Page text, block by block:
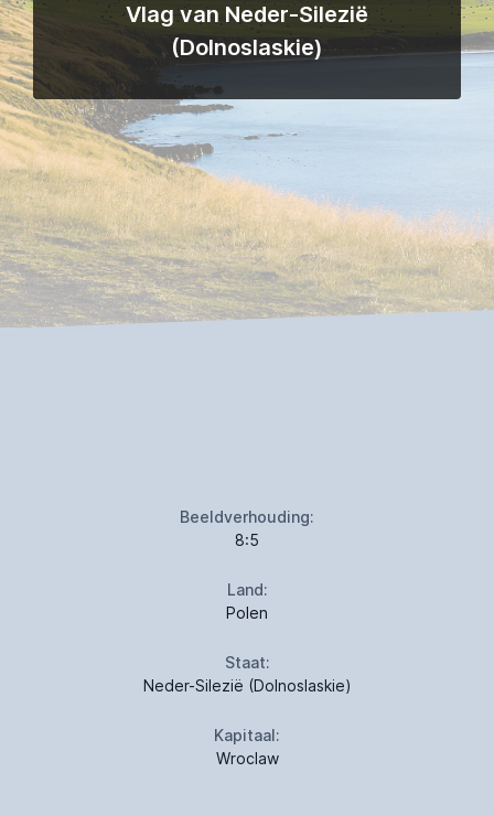
Vlag van Neder-Silezië
(Dolnoslaskie)
Beeldverhouding:
8:5
Land:
Polen
Staat:
Neder-Silezië (Dolnoslaskie)
Kapitaal:
Wroclaw